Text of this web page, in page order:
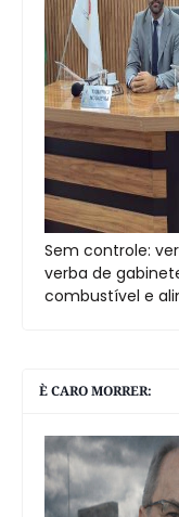
Sem controle:
verba de
combustível e
È CARO MORRER: